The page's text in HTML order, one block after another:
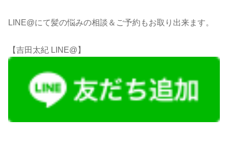
LINE@にて髪の悩みの相談＆ご予約もお取り出来ます。
【吉田太紀 LINE@】